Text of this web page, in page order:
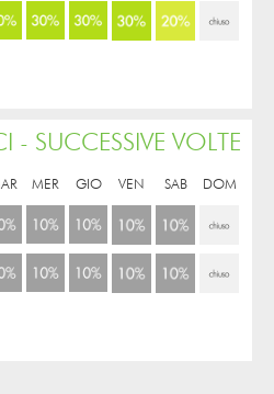
- SUCCESSIVE VOLTE
MER GIO VEN SAB DOM